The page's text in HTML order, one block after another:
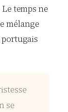
temps ne
mélange
portugais
se